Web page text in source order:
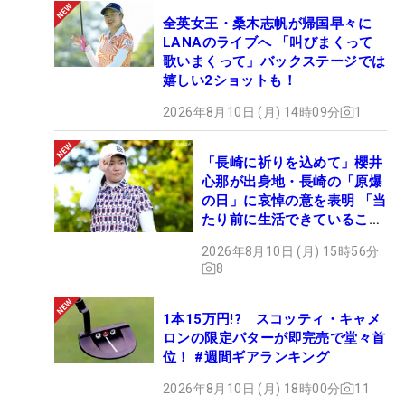
全英女王・桑木志帆が帰国早々に
LANAのライブへ 「叫びまくって
歌いまくって」バックステージでは
嬉しい2ショットも！
2026年8月10日 (月) 14時09分 1
「長崎に祈りを込めて」櫻井
心那が出身地・長崎の「原爆
の日」に哀悼の意を表明 「当
たり前に生活できていること
2026年8月10日 (月) 15時56分
8
1本15万円!? スコッティ・キャメ
ロンの限定パターが即完売で堂々首
位！ #週間ギアランキング
2026年8月10日 (月) 18時00分 11